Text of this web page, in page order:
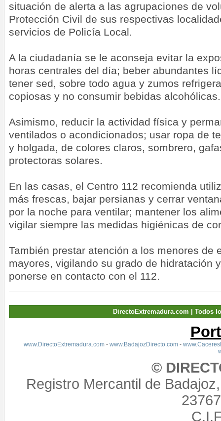
situación de alerta a las agrupaciones de
Protección Civil de sus respectivas
servicios de Policía Local.
A la ciudadanía se le aconseja evitar la
horas centrales del día; beber abundantes
tener sed, sobre todo agua y zumos
copiosas y no consumir bebidas alcohólicas.
Asimismo, reducir la actividad física y
ventilados o acondicionados; usar ropa de
y holgada, de colores claros, sombrero,
protectoras solares.
En las casas, el Centro 112 recomienda
más frescas, bajar persianas y cerrar
por la noche para ventilar; mantener los
vigilar siempre las medidas higiénicas de
También prestar atención a los menores de
mayores, vigilando su grado de hidratación
ponerse en contacto con el 112.
DirectoExtremadura.com | Todos
www.DirectoExtremadura.com- www.BadajozDirecto.com-
©
Registro Mercantil de